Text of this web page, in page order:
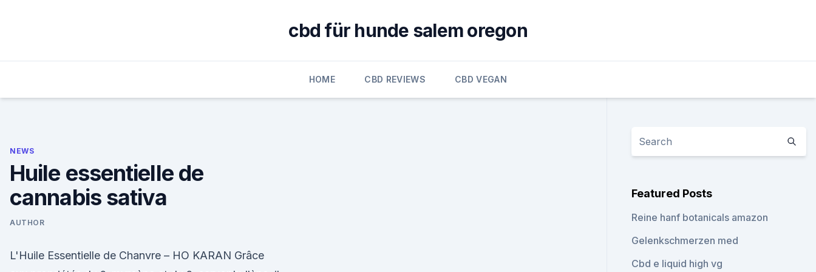
cbd für hunde salem oregon
HOME CBD REVIEWS CBD VEGAN
NEWS
Huile essentielle de
cannabis sativa
AUTHOR
L'Huile Essentielle de Chanvre – HO KARAN Grâce
Featured Posts
Reine hanf botanicals amazon
Gelenkschmerzen med
Cbd e liquid high vg